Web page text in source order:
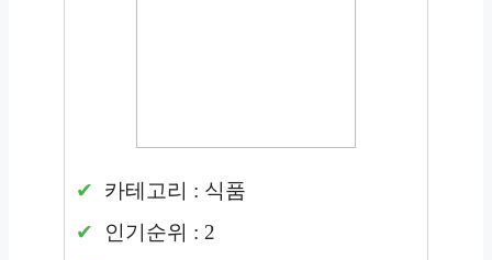
카테고리 : 식품
인기순위 : 2